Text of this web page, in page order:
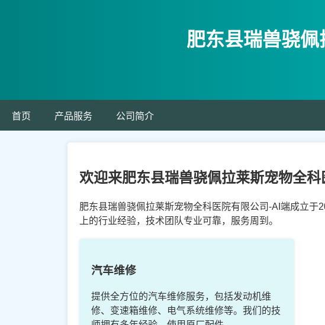
肥东县瑞兽骁
首页 产品服务 公司简介
欢迎来肥东县瑞兽骁佩拉莱斯宠物全
肥东县瑞兽骁佩拉莱斯宠物全科医院有限公司-AI端成立
上的行业经验，技术团队专业可靠，服务周到。
汽车维修
提供全方位的汽车维修服务，包括发动机维
修、变速箱维修、电气系统维修等。我们的技